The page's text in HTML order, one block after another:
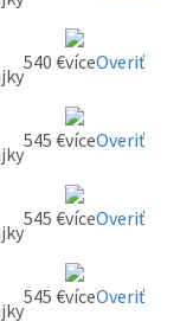
540 € Overiť
545 € Overiť
545 € Overiť
545 € Overiť